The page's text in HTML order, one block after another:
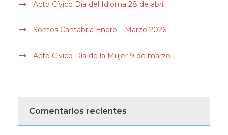
Acto Cívico Día del Idioma 28 de abril
Somos Cantabria Enero – Marzo 2026
Acto Cívico Día de la Mujer 9 de marzo
Comentarios recientes